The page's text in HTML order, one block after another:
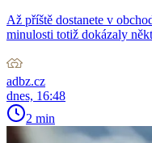
Až příště dostanete v
minulosti totiž dokázaly
adbz.cz
dnes, 16:48
2 min